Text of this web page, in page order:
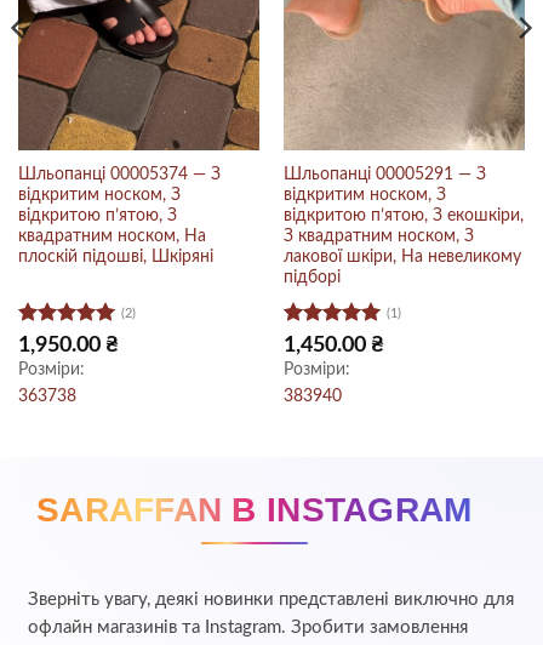
Шльопанці 00005374 — З
відкритим носком, З
відкритою п’ятою, З
квадратним носком, На
плоскій підошві, Шкіряні
Оцінено в
5з 5
(2)
1,950.00 ₴
Розміри:
363738
Шльопанці 00005291 — З
відкритим носком, З
відкритою п’ятою, З екошкіри,
З квадратним носком, З
лакової шкіри, На невеликому
підборі
Оцінено в
5з 5
(1)
1,450.00 ₴
Розміри:
383940
SARAFFAN В INSTAGRAM
Зверніть увагу, деякі новинки представлені виключно для
офлайн магазинів та Instagram. Зробити замовлення